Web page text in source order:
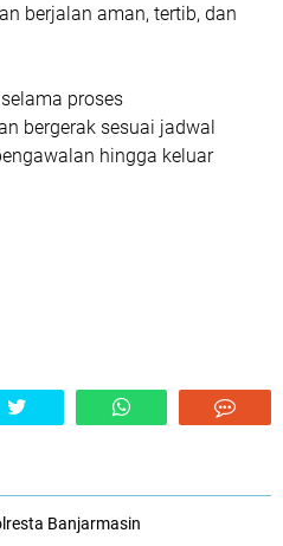
berjalan aman, tertib, dan
proses
bergerak sesuai jadwal
hingga keluar
Banjarmasin